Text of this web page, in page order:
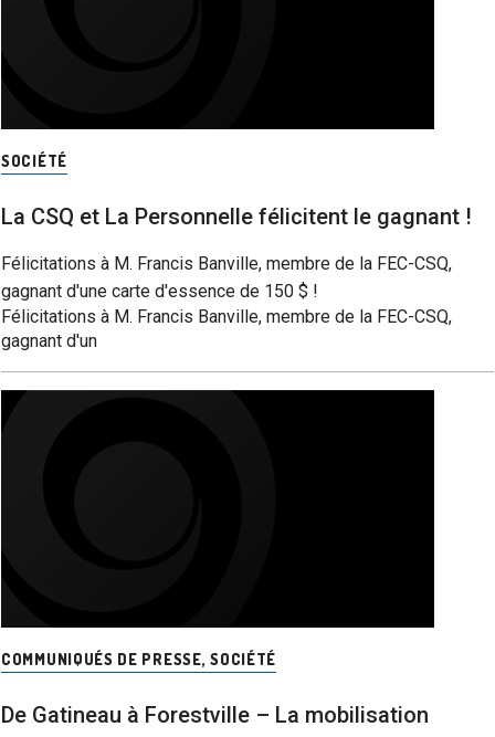
SOCIÉTÉ
La CSQ et La Personnelle félicitent le gagnant !
Félicitations à M. Francis Banville, membre de la FEC-CSQ,
gagnant d'une carte d'essence de 150 $ !
Félicitations à M. Francis Banville, membre de la FEC-CSQ,
gagnant d'un
COMMUNIQUÉS DE PRESSE,SOCIÉTÉ
De Gatineau à Forestville – La mobilisation